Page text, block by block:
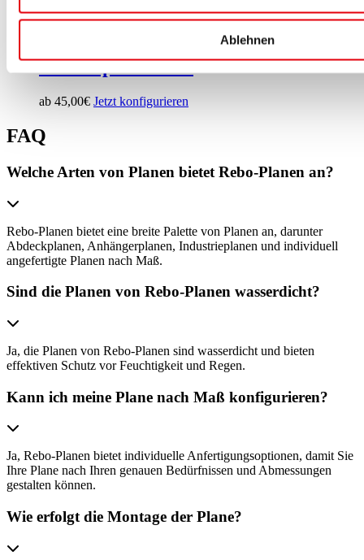
Ablehnen
ab45,00€ Jetzt konfigurieren
Abdeckplane rund
ab 45,00€ Jetzt konfigurieren
FAQ
Welche Arten von Planen bietet Rebo-Planen an?
Rebo-Planen bietet eine breite Palette von Planen an, darunter
Abdeckplanen, Anhängerplanen, Industrieplanen und individuell
angefertigte Planen nach Maß.
Sind die Planen von Rebo-Planen wasserdicht?
Ja, die Planen von Rebo-Planen sind wasserdicht und bieten
effektiven Schutz vor Feuchtigkeit und Regen.
Kann ich meine Plane nach Maß konfigurieren?
Ja, Rebo-Planen bietet individuelle Anfertigungsoptionen, damit Sie
Ihre Plane nach Ihren genauen Bedürfnissen und Abmessungen
gestalten können.
Wie erfolgt die Montage der Plane?